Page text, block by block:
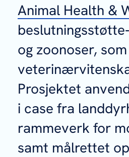
Animal Health &
og zoonoser,
Prosjektet
i case fra
rammeverk for
samt målrettet